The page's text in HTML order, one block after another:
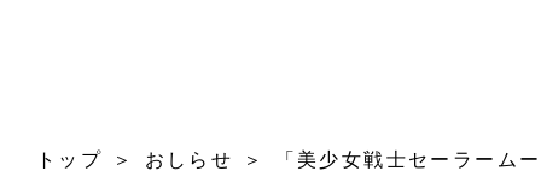
トップ おしらせ 「美少女戦士セーラーム